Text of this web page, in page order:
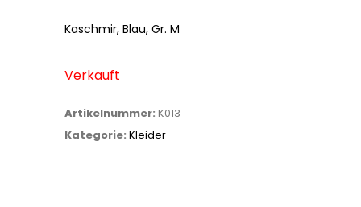
Kaschmir, Blau, Gr. M
Verkauft
Artikelnummer: K013
Kategorie: Kleider